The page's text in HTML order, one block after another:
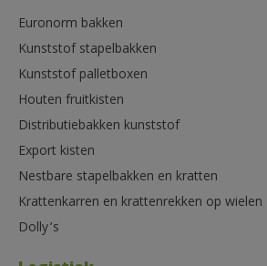
Euronorm bakken
Kunststof stapelbakken
Kunststof palletboxen
Houten fruitkisten
Distributiebakken kunststof
Export kisten
Nestbare stapelbakken en kratten
Krattenkarren en krattenrekken op wielen
Dolly’s